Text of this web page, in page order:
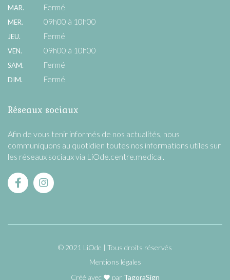
MAR. Fermé
MER. 09h00 à 10h00
JEU. Fermé
VEN. 09h00 à 10h00
SAM. Fermé
DIM. Fermé
Réseaux sociaux
Afin de vous tenir informés de nos actualités, nous
communiquons au quotidien toutes nos informations utiles sur
les réseaux sociaux via LiOde.centre.medical.
© 2021 LiOde
Tous droits réservés
Mentions légales
Créé avec
par TagoraSign